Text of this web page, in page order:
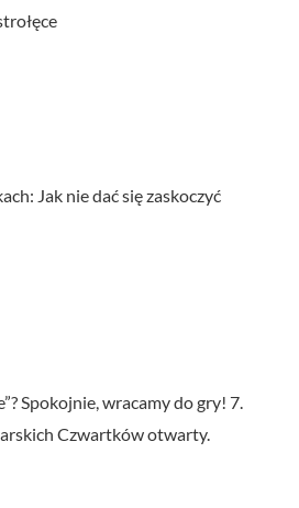
Jak nie dać się zaskoczyć
Spokojnie, wracamy do gry! 7.
Czwartków otwarty.